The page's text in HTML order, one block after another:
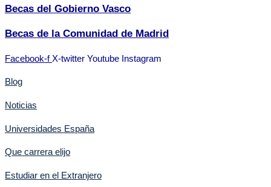
Becas del Gobierno Vasco
Becas de la Comunidad de Madrid
Facebook-f X-twitter Youtube Instagram
Blog
Noticias
Universidades España
Que carrera elijo
Estudiar en el Extranjero